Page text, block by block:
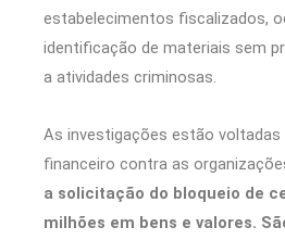
estabelecimentos fiscalizados,
identificação de materiais sem
a atividades criminosas.
As investigações estão
financeiro contra as
a solicitação do bloqueio de
milhões em bens e valores.